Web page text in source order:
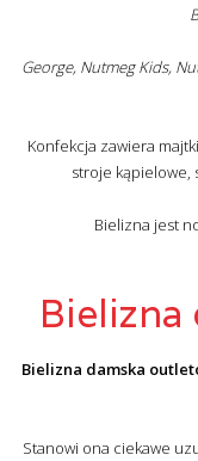
George, Nutmeg Kids,
Konfekcja zawiera
stroje kąpielowe,
Bielizna jest
Bielizna
Bielizna damska
Stanowi ona ciekawe